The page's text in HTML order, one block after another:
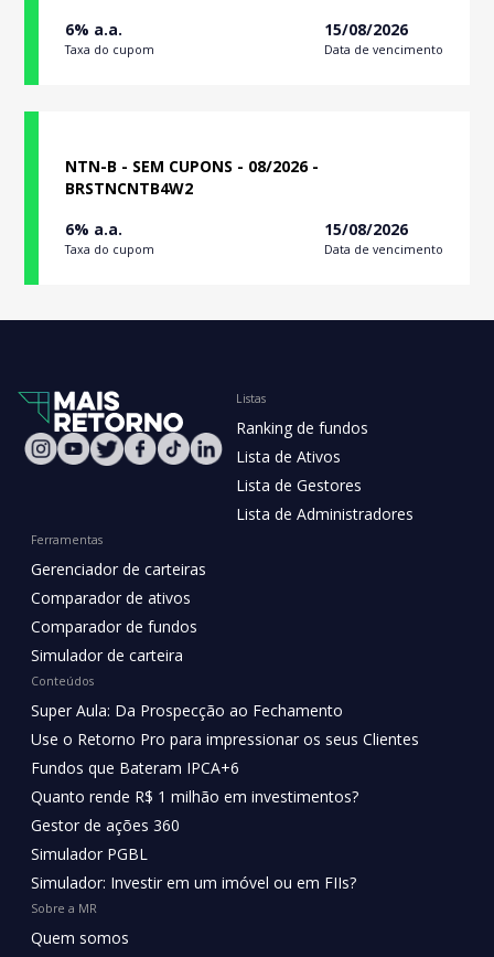
6% a.a.
Taxa do cupom
15/08/2026
Data de vencimento
NTN-B - SEM CUPONS - 08/2026 -
BRSTNCNTB4W2
6% a.a.
Taxa do cupom
15/08/2026
Data de vencimento
Listas
Ranking de fundos
Lista de Ativos
Lista de Gestores
Lista de Administradores
Ferramentas
Gerenciador de carteiras
Comparador de ativos
Comparador de fundos
Simulador de carteira
Conteúdos
Super Aula: Da Prospecção ao Fechamento
Use o Retorno Pro para impressionar os seus Clientes
Fundos que Bateram IPCA+6
Quanto rende R$ 1 milhão em investimentos?
Gestor de ações 360
Simulador PGBL
Simulador: Investir em um imóvel ou em FIIs?
Sobre a MR
Quem somos